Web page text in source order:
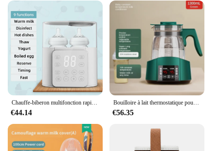
Chauffe-biberon multifonction rapide, accessoires pour bébés, chauffe-aliments, chauffe-lait, stérilisateur avec contrôle précis de la température
€44.14
Bouilloire à lait thermostatique pour bébé, pot d'isolation intelligent, automatique, eau chaude, lait en poudre, 1,2 l, GL41
€56.35